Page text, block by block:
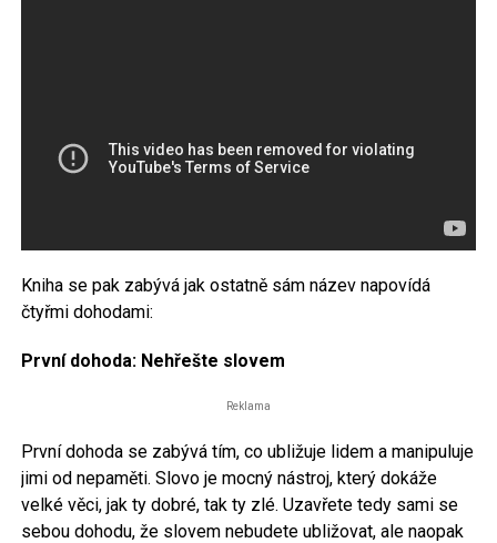
Kniha se pak zabývá jak ostatně sám název napovídá
čtyřmi dohodami:
První dohoda: Nehřešte slovem
Reklama
První dohoda se zabývá tím, co ubližuje lidem a manipuluje
jimi od nepaměti. Slovo je mocný nástroj, který dokáže
velké věci, jak ty dobré, tak ty zlé. Uzavřete tedy sami se
sebou dohodu, že slovem nebudete ubližovat, ale naopak